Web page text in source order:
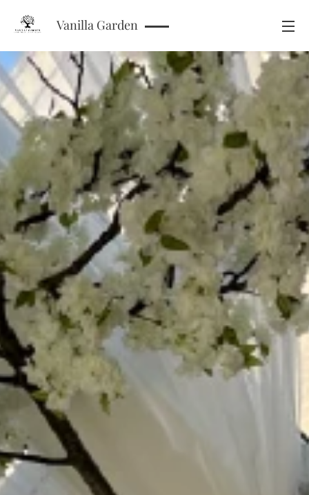
Vanilla Garden